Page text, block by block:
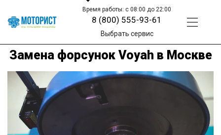
Время работы: с 08:00 до 22:00
8 (800) 555-93-61
Выбрать сервис
Замена форсунок Voyah в Москве